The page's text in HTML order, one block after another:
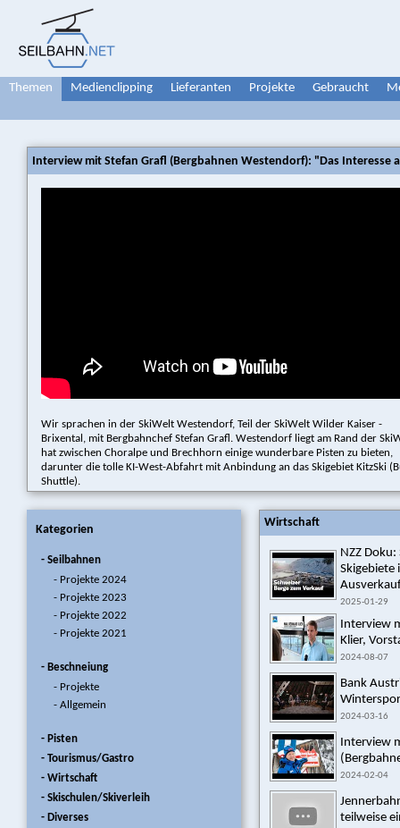
Themen Medienclipping Lieferanten Projekte Gebraucht
Interview mit Stefan Grafl (Bergbahnen Westendorf): "Das Interesse
Wir sprachen in der SkiWelt Westendorf, Teil der SkiWelt Wilder Kaiser -
Brixental, mit Bergbahnchef Stefan Grafl. Westendorf liegt am Rand der
hat zwischen Choralpe und Brechhorn einige wunderbare Pisten zu bieten,
darunter die tolle KI-West-Abfahrt mit Anbindung an das Skigebiet KitzSki
Shuttle).
Kategorien
- Seilbahnen
- Projekte 2024
- Projekte 2023
- Projekte 2022
- Projekte 2021
- Beschneiung
- Projekte
- Allgemein
- Pisten
- Tourismus/Gastro
- Wirtschaft
- Skischulen/Skiverleih
- Diverses
Wirtschaft
NZZ Doku:
Skigebiete
2025-01-29
Interview
Klier,
2024-08-07
Bank
2024-03-16
Interview
2024-02-04
teilweise